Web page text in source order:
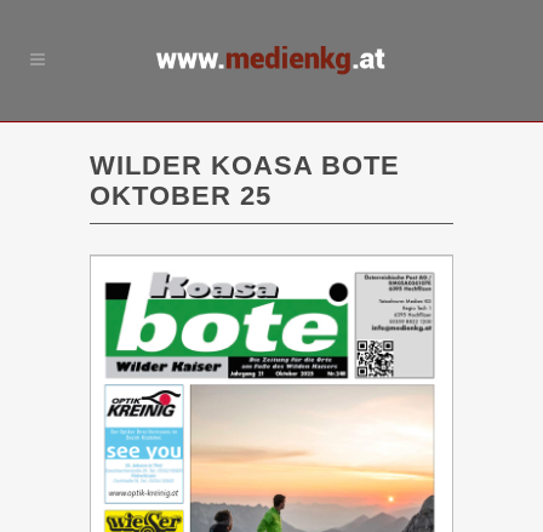
WILDER KOASA BOTE
OKTOBER 25